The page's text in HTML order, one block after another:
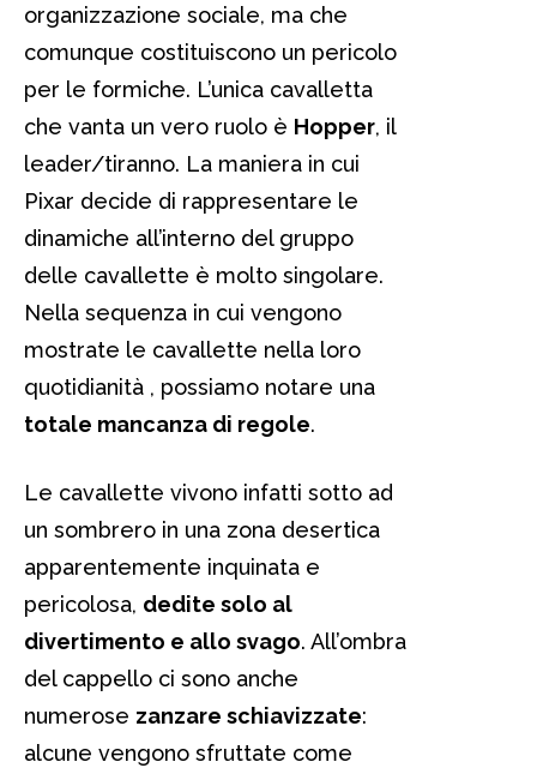
organizzazione sociale, ma che
comunque costituiscono un pericolo
per le formiche. L’unica cavalletta
che vanta un vero ruolo è Hopper, il
leader/tiranno. La maniera in cui
Pixar decide di rappresentare le
dinamiche all’interno del gruppo
delle cavallette è molto singolare.
Nella sequenza in cui vengono
mostrate le cavallette nella loro
quotidianità , possiamo notare una
totale mancanza di regole.
Le cavallette vivono infatti sotto ad
un sombrero in una zona desertica
apparentemente inquinata e
pericolosa, dedite solo al
divertimento e allo svago. All’ombra
del cappello ci sono anche
numerose zanzare schiavizzate:
alcune vengono sfruttate come